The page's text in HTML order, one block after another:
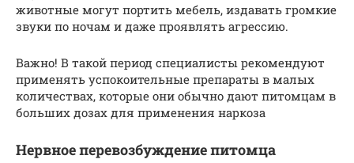
животные могут портить мебель, издавать громкие
звуки по ночам и даже проявлять агрессию.
Важно! В такой период специалисты рекомендуют
применять успокоительные препараты в малых
количествах, которые они обычно дают питомцам в
больших дозах для применения наркоза
Нервное перевозбуждение питомца